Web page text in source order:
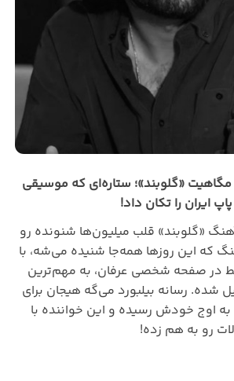
«گلوبند»؛ ستاره‌ای که موسیقی
پاپ ایران را تکان داد!
«گلوبند» قلب میلیون‌ها شنونده رو
که این روزها همه‌جا شنیده می‌شه، با
فقط در صفحه شخصی عرفان، به مهم‌ترین
۱۴۰۳ تبدیل شده. رسانه بیلبورد می‌گه هیجان برای
اوج خودش رسیده و این خواننده با
رو به هم زده!